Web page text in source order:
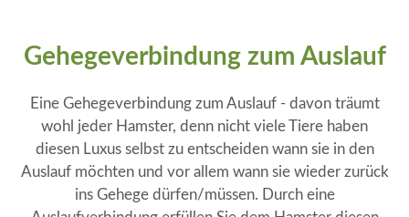
Gehegeverbindung zum Auslauf
Eine Gehegeverbindung zum Auslauf - davon träumt
wohl jeder Hamster, denn nicht viele Tiere haben
diesen Luxus selbst zu entscheiden wann sie in den
Auslauf möchten und vor allem wann sie wieder zurück
ins Gehege dürfen/müssen. Durch eine